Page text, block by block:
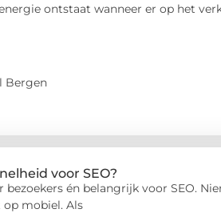
ontstaat wanneer er op het
Bergen
voor SEO?
én belangrijk voor SEO.
op mobiel. Als